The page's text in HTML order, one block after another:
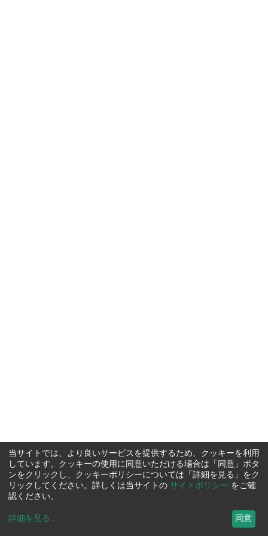
当サイトでは、より良いサービスを提供するため、クッキーを利用
しています。クッキーの使用に同意いただける場合は「同意」ボタ
ンをクリックし、クッキーポリシーについては「詳細を見る」をク
リックしてください。詳しくは当サイトの サイトポリシー をご確
認ください。
詳細を見る ... 同意